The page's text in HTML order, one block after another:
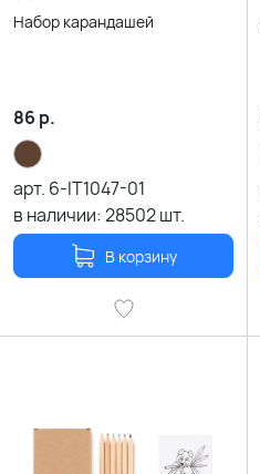
Набор карандашей
86 р.
арт. 6-IT1047-01
в наличии:28502шт.
В корзину